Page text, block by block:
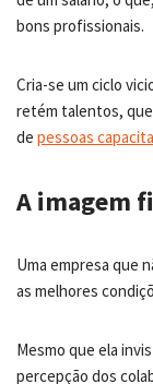
bons profissionais.
Cria-se um ciclo
retém talentos,
de pessoas
A imagem
Uma empresa que
as melhores
Mesmo que ela
percepção dos